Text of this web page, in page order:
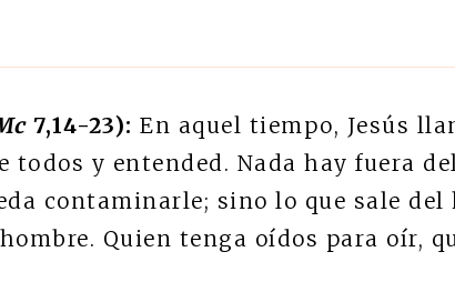
7,14-23): En aquel tiempo, Jesús
todos y entended. Nada hay fuera
contaminarle; sino lo que sale del
Quien tenga oídos para oír,